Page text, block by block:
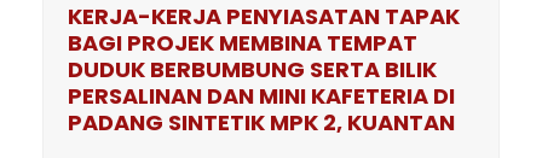
KERJA-KERJA PENYIASATAN TAPAK
BAGI PROJEK MEMBINA TEMPAT
DUDUK BERBUMBUNG SERTA BILIK
PERSALINAN DAN MINI KAFETERIA DI
PADANG SINTETIK MPK 2, KUANTAN